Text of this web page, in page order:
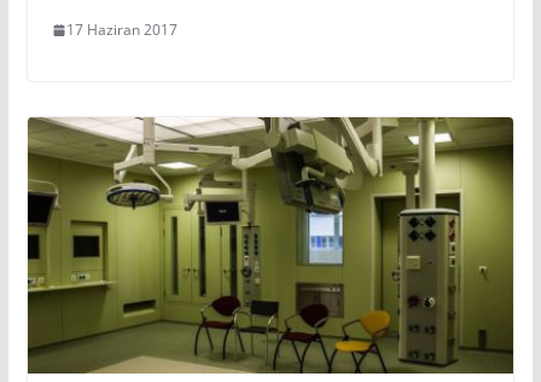
17 Haziran 2017